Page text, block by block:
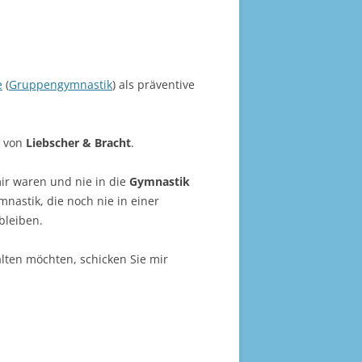
(Gruppengymnastik) als präventive
Liebscher & Bracht.
waren und nie in die Gymnastik
die noch nie in einer
möchten, schicken Sie mir